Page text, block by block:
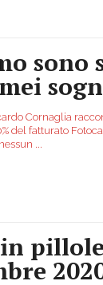
sono
Cornaglia
del fatturato